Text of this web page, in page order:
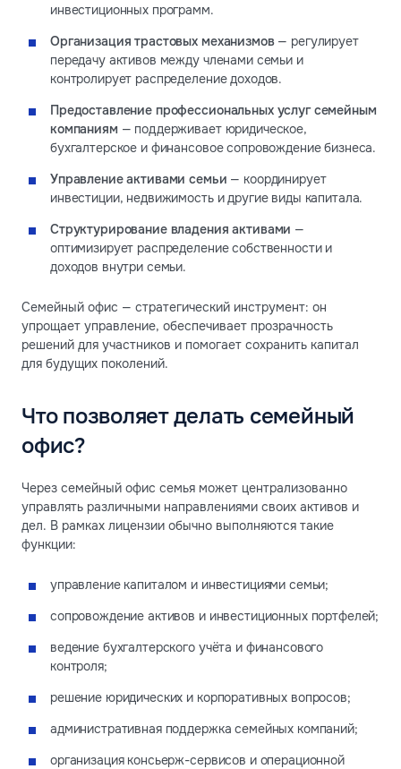
инвестиционных программ.
Организация трастовых механизмов— регулирует
передачу активов между членами семьи и
контролирует распределение доходов.
Предоставление профессиональных услуг семейным
компаниям — поддерживает юридическое,
бухгалтерское и финансовое сопровождение бизнеса.
Управление активами семьи — координирует
инвестиции, недвижимость и другие виды капитала.
Структурирование владения активами —
оптимизирует распределение собственности и
доходов внутри семьи.
Семейный офис — стратегический инструмент: он
упрощает управление, обеспечивает прозрачность
решений для участников и помогает сохранить капитал
для будущих поколений.
Что позволяет делать семейный
офис?
Через семейный офис семья может централизованно
управлять различными направлениями своих активов и
дел. В рамках лицензии обычно выполняются такие
функции:
управление капиталом и инвестициями семьи;
сопровождение активов и инвестиционных портфелей;
ведение бухгалтерского учёта и финансового
контроля;
решение юридических и корпоративных вопросов;
административная поддержка семейных компаний;
организация консьерж-сервисов и операционной